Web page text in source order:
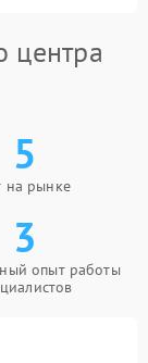
центра
5
на рынке
3
опыт работы